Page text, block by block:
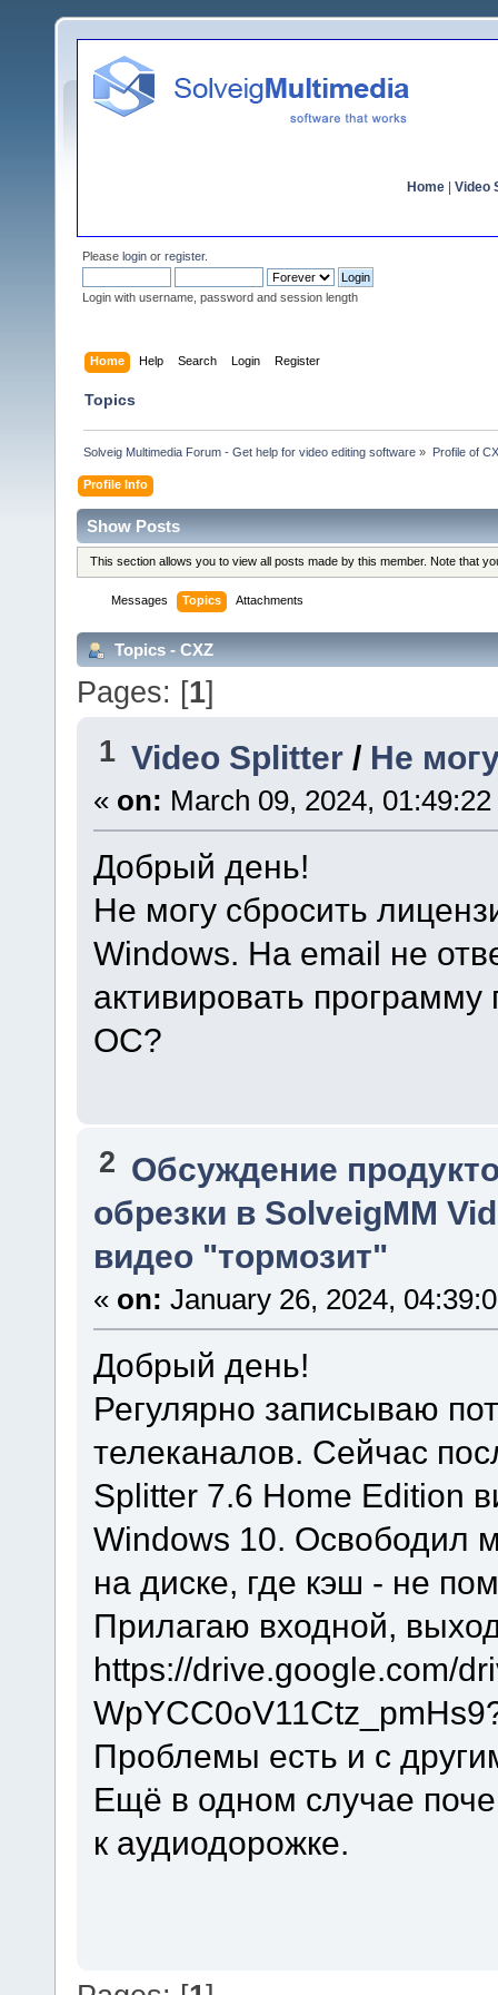
Home Video
Please login or register.
Login with username, password and session length
Home Help Search Login Register
Topics
Solveig Multimedia Forum - Get help for video editing software » Profile of
Profile Info
Show Posts
This section allows you to view all posts made by this member. Note that
Messages Topics Attachments
Topics - CXZ
Pages: [1]
1 Video Splitter / Не
« on: March 09, 2024,
Добрый день!
Не могу сбросить
Windows. На email не
активировать
ОС?
2 Обсуждение
обрезки в SolveigMM
видео "тормозит"
« on: January 26, 2024,
Добрый день!
Регулярно записываю
телеканалов. Сейчас
Splitter 7.6 Home Edition
Windows 10. Освободил
на диске, где кэш - не
Прилагаю входной,
https://drive.google.com/
Проблемы есть и с
Ещё в одном случае
к аудиодорожке.